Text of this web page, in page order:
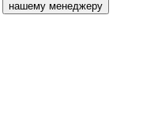
нашему менеджеру